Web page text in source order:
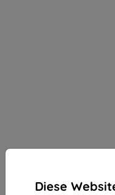
Diese